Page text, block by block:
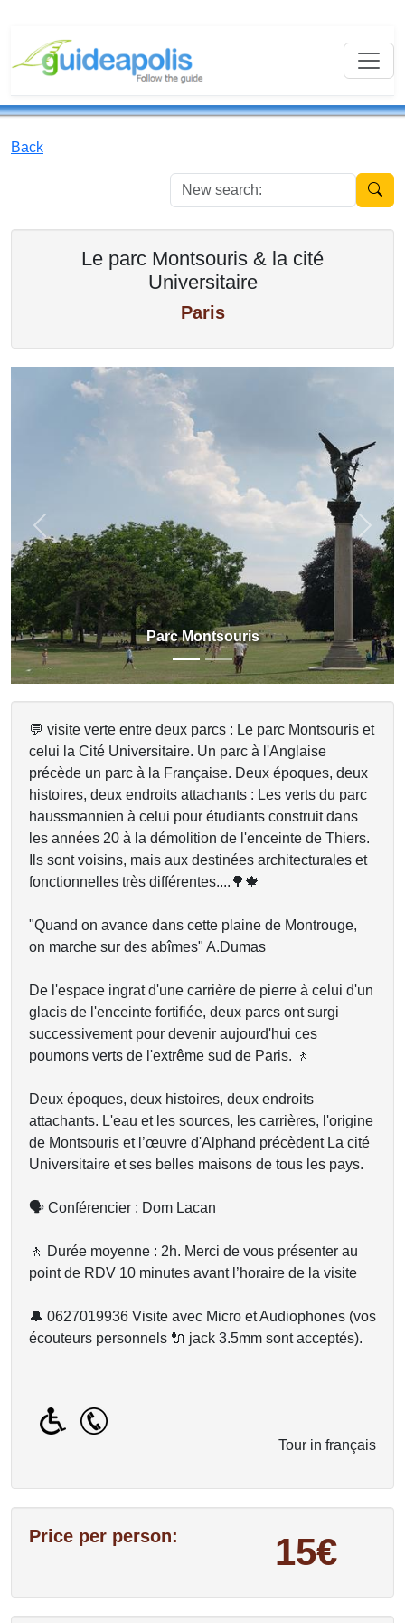
Back
New
Le parc Montsouris & la cité
Universitaire
Paris
Parc Montsouris
Previous Next
💬 visite verte entre deux parcs : Le parc Montsouris et
celui la Cité Universitaire. Un parc à l'Anglaise
précède un parc à la Française. Deux époques, deux
histoires, deux endroits attachants : Les verts du parc
haussmannien à celui pour étudiants construit dans
les années 20 à la démolition de l'enceinte de Thiers.
Ils sont voisins, mais aux destinées architecturales et
fonctionnelles très différentes....🌳🍁
"Quand on avance dans cette plaine de Montrouge,
on marche sur des abîmes" A.Dumas
De l'espace ingrat d'une carrière de pierre à celui d'un
glacis de l'enceinte fortifiée, deux parcs ont surgi
successivement pour devenir aujourd'hui ces
poumons verts de l'extrême sud de Paris. 🚶
Deux époques, deux histoires, deux endroits
attachants. L'eau et les sources, les carrières, l'origine
de Montsouris et l’œuvre d'Alphand précèdent La cité
Universitaire et ses belles maisons de tous les pays.
🗣 Conférencier : Dom Lacan
🚶 Durée moyenne : 2h. Merci de vous présenter au
point de RDV 10 minutes avant l’horaire de la visite
🔔 0627019936 Visite avec Micro et Audiophones (vos
écouteurs personnels 🔌 jack 3.5mm sont acceptés).
Tour in français
Price per person: 15€